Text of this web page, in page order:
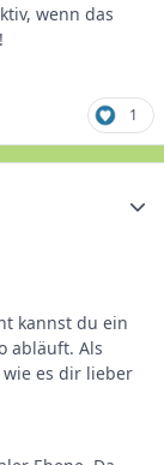
wenn das
1
kannst du ein
abläuft. Als
es dir lieber